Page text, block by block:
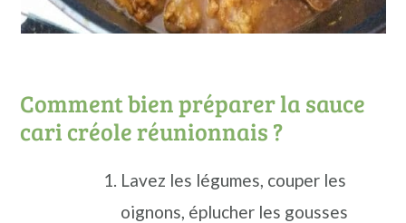
Comment bien préparer la sauce
cari créole réunionnais ?
Lavez les légumes, couper les
oignons, éplucher les gousses